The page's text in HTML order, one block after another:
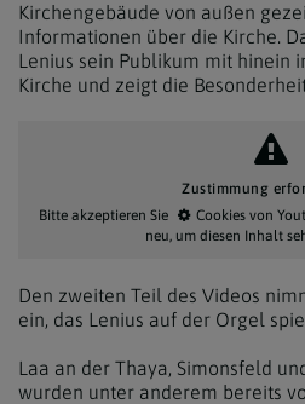
Kirchengebäude von außen
Informationen über die Kirche.
Lenius sein Publikum mit hinein
Kirche und zeigt die
Zustimmung
Bitte akzeptieren Sie
Cookies von
neu, um diesen Inhalt
Den zweiten Teil des Videos
ein, das Lenius auf der Orgel
Laa an der Thaya, Simonsfeld
wurden unter anderem bereits